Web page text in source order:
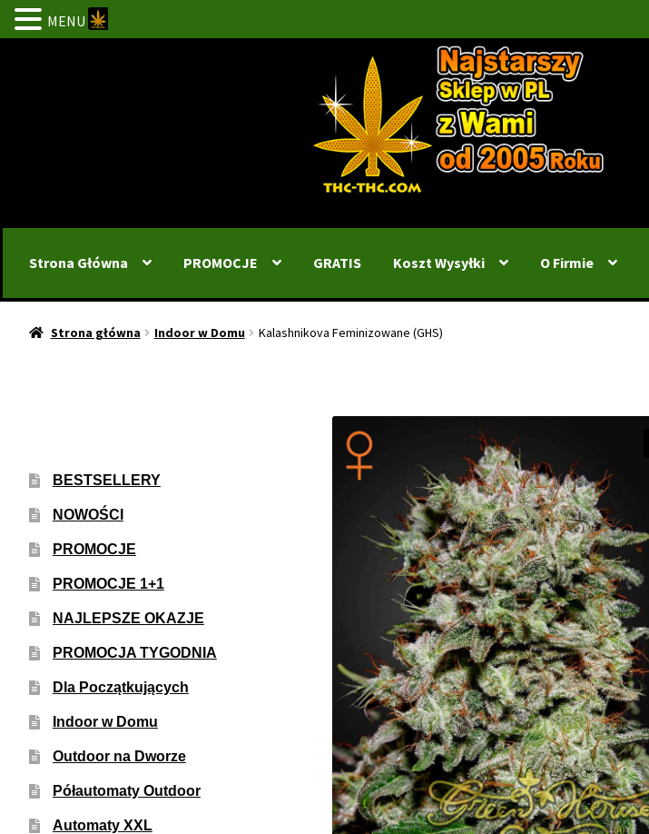
Strona Główna PROMOCJE GRATIS Koszt Wysyłki O Firmie
Strona główna Indoor w Domu Kalashnikova Feminizowane (GHS)
BESTSELLERY
NOWOŚCI
PROMOCJE
PROMOCJE 1+1
NAJLEPSZE OKAZJE
PROMOCJA TYGODNIA
Dla Początkujących
Indoor w Domu
Outdoor na Dworze
Półautomaty Outdoor
Automaty XXL
MENU